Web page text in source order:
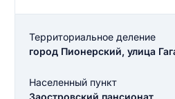
Территориальное деление
город Пионерский, улица
Населенный пункт
Заостровский пансионат